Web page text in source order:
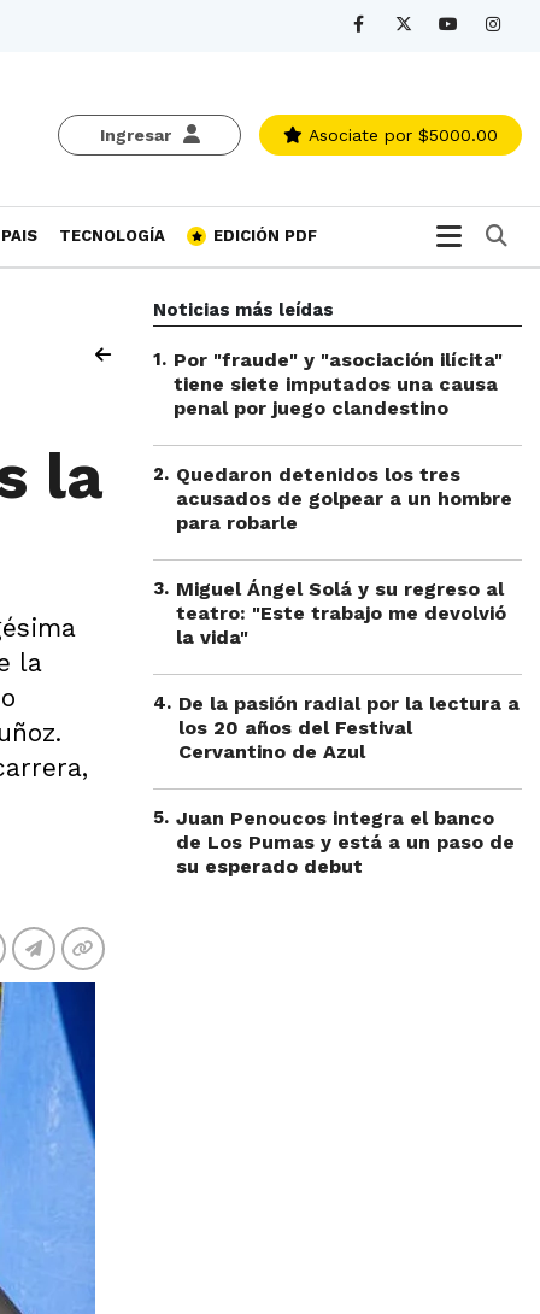
Ingresar Asociate por $5000.00
PAIS TECNOLOGÍA EDICIÓN PDF
la
la
Noticias más leídas
1. Por "fraude" y "asociación ilícita"
tiene siete imputados una causa
penal por juego clandestino
2. Quedaron detenidos los tres
acusados de golpear a un hombre
para robarle
3. Miguel Ángel Solá y su regreso al
teatro: "Este trabajo me devolvió
la vida"
4. De la pasión radial por la lectura a
los 20 años del Festival
Cervantino de Azul
5. Juan Penoucos integra el banco
de Los Pumas y está a un paso de
su esperado debut